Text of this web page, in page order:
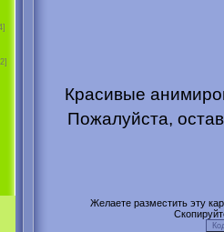
Красивые
Пожалуйста,
Желаете разместить эту